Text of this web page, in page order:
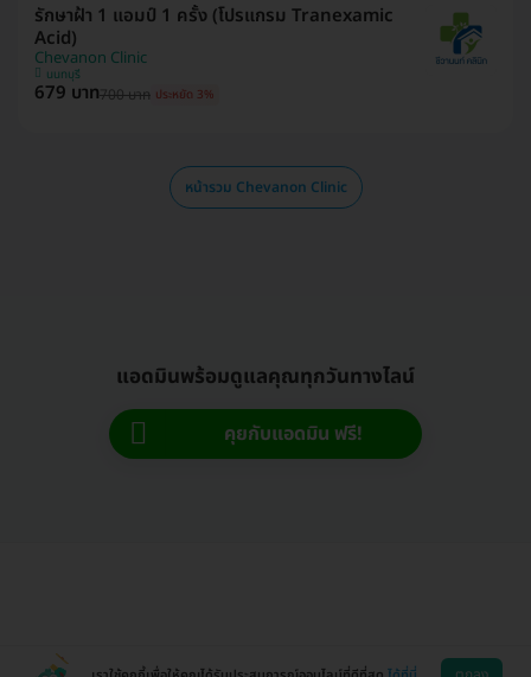
รักษาฝ้า 1 แอมป์ 1 ครั้ง (โปรแกรม Tranexamic
Acid)
Chevanon Clinic
นนทบุรี
679 บาท700 บาท ประหยัด 3%
หน้ารวม Chevanon Clinic
แอดมินพร้อมดูแลคุณทุกวันทางไลน์
คุยกับแอดมิน ฟรี!